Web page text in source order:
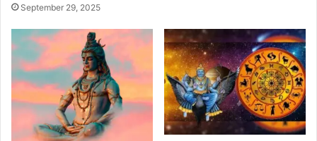
September 29, 2025